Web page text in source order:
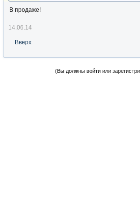
В продаже!
14.06.14
Вверх
(Вы должны войти или